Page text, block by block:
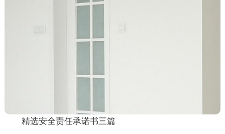
精选安全责任承诺书三篇